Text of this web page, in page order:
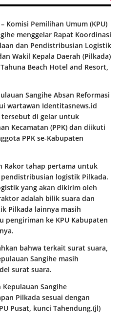
Komisi Pemilihan Umum (KPU)
menggelar Rapat Koordinasi
dan Pendistribusian Logistik
Wakil Kepala Daerah (Pilkada)
Beach Hotel and Resort,
Sangihe Absan Reformasi
wartawan Identitasnews.id
tersebut di gelar untuk
Kecamatan (PPK) dan diikuti
PPK se-Kabupaten
Rakor tahap pertama untuk
logistik Pilkada.
yang akan dikirim oleh
adalah bilik suara dan
Pilkada lainnya masih
pengiriman ke KPU Kabupaten
bahwa terkait surat suara,
Sangihe masih
surat suara.
Kepulauan Sangihe
Pilkada sesuai dengan
Pusat, kunci Tahendung.(jl)